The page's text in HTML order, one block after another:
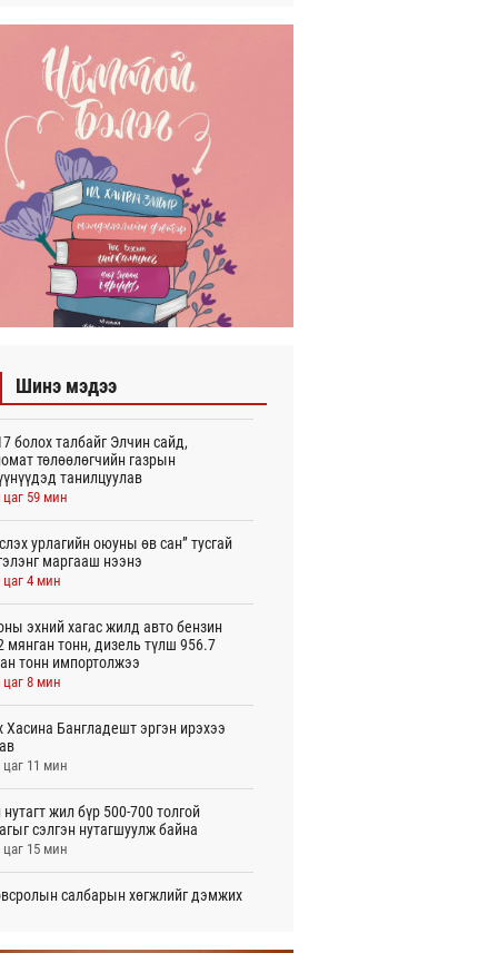
Шинэ мэдээ
болох талбайг Элчин сайд,
төлөөлөгчийн газрын
танилцуулав
цаг 59 мин
урлагийн оюуны өв сан” тусгай
маргааш нээнэ
цаг 4 мин
эхний хагас жилд авто бензин
мянган тонн, дизель түлш 956.7
тонн импортолжээ
цаг 8 мин
Хасина Бангладешт эргэн ирэхээ
цаг 11 мин
жил бүр 500-700 толгой
сэлгэн нутагшуулж байна
цаг 15 мин
салбарын хөгжлийг дэмжих